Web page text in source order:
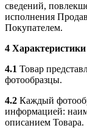
сведений,
исполнения
Покупателем.
4
4.1 Товар
фотообразцы.
4.2 Каждый
информацией:
описанием Товара.